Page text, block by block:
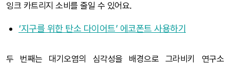
잉크 카트리지 소비를 줄일 수 있어요.
‘지구를 위한 탄소 다이어트’ 에코폰트 사용하기
두 번째는 대기오염의 심각성을 배경으로 그라비키 연구소